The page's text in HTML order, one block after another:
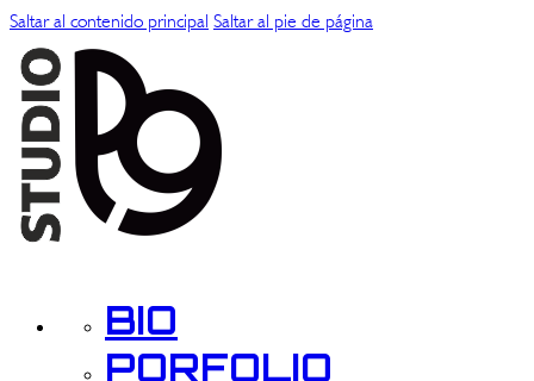
Saltar al contenido principal Saltar al pie de página
BIO
PORFOLIO